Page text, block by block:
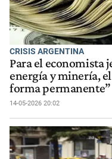
CRISIS ARGENTINA
Para el economista
energía y minería,
forma permanente”
14-05-2026 20:02